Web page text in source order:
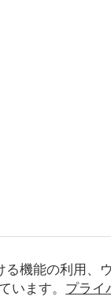
機能の利用、
います。 プライ